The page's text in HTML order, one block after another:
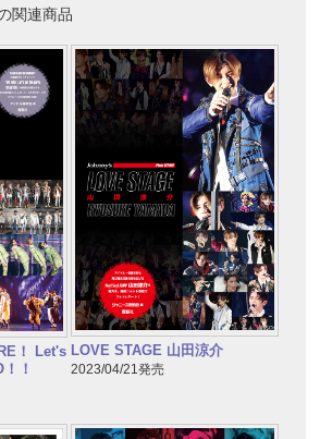
関連商品
！ Let's
！
LOVE STAGE 山田涼介
2023/04/21発売